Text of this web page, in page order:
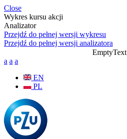
Przejdź do treści
Close
Wykres kursu akcji
Analizator
Przejdź do pełnej wersji wykresu
Przejdź do pełnej wersji analizatora
EmptyText
a a a
EN
PL